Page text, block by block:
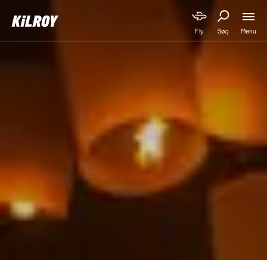
Fly Søg Menu